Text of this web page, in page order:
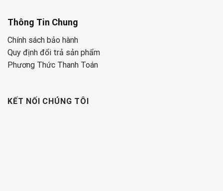
Thông Tin Chung
Chính sách bảo hành
Quy định đổi trả sản phẩm
Phương Thức Thanh Toán
KẾT NỐI CHÚNG TÔI